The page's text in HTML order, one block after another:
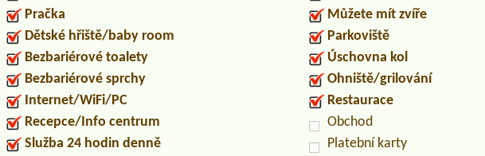
Pračka
Dětské hřiště/baby room
Bezbariérové toalety
Bezbariérové sprchy
Internet/WiFi/PC
Recepce/Info centrum
Služba 24 hodin denně
Můžete mít zvíře
Parkoviště
Úschovna kol
Ohniště/grilování
Restaurace
Obchod
Platební karty